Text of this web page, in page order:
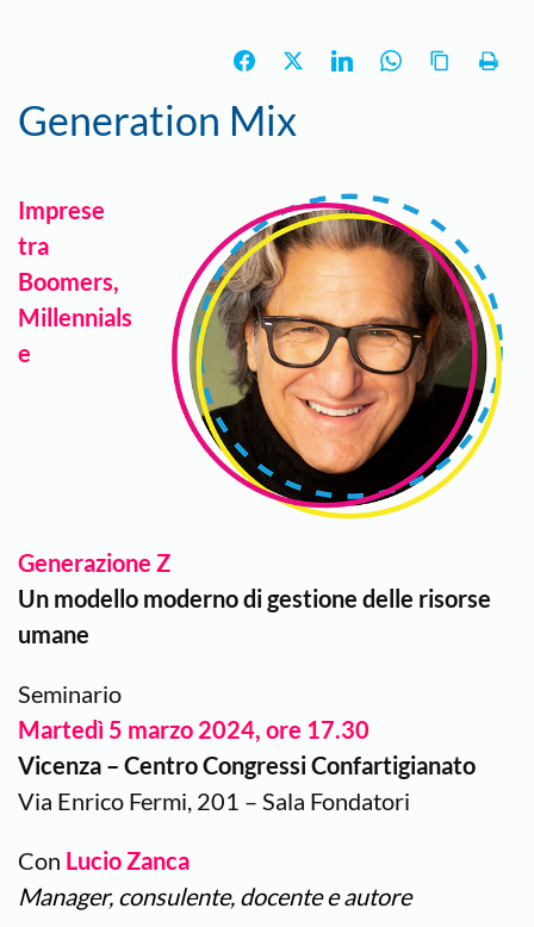
Generation Mix
Imprese
tra
Boomers,
Millennials
e
Generazione Z
Un modello moderno di gestione delle risorse
umane
Seminario
Martedì 5 marzo 2024, ore 17.30
Vicenza – Centro Congressi Confartigianato
Via Enrico Fermi, 201 – Sala Fondatori
Con Lucio Zanca
Manager, consulente, docente e autore